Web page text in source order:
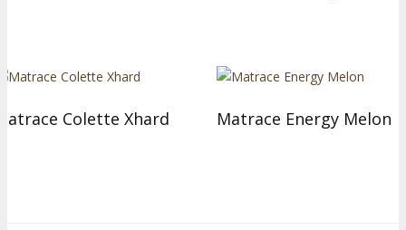
Colette Xhard Matrace Energy Melon